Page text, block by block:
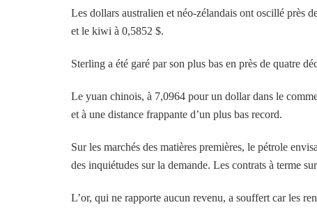
Les dollars australien et néo-zélandais ont oscillé près
et le kiwi à 0,5852 $.
Sterling a été garé par son plus bas en près de quatre
Le yuan chinois, à 7,0964 pour un dollar dans le
et à une distance frappante d’un plus bas record.
Sur les marchés des matières premières, le pétrole
des inquiétudes sur la demande. Les contrats à terme
L’or, qui ne rapporte aucun revenu, a souffert car les